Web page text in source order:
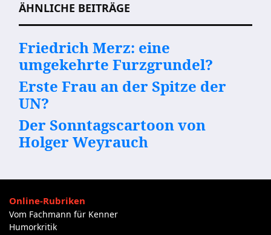
ÄHNLICHE BEITRÄGE
Friedrich Merz: eine
umgekehrte Furzgrundel?
Erste Frau an der Spitze der
UN?
Der Sonntagscartoon von
Holger Weyrauch
Online-Rubriken
Vom Fachmann für Kenner
Humorkritik